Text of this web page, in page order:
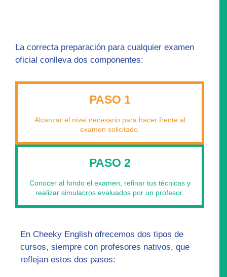
La correcta preparación para cualquier examen
oficial conlleva dos componentes:
PASO 1
Alcanzar el nivel necesario para hacer frente al
examen solicitado.
PASO 2
Conocer al fondo el examen, refinar tus técnicas y
realizar simulacros evaluados por un profesor.
En Cheeky English ofrecemos dos tipos de
cursos, siempre con profesores nativos, que
reflejan estos dos pasos: